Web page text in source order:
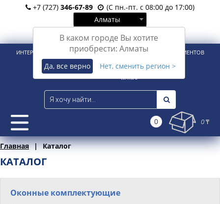
+7 (727) 346-67-89
(С пн.-пт. с 08:00 до 17:00)
Алматы
В каком городе Вы хотите
приобрести: Алматы
Да, все верно Нет, сменить регион >
Вход Регистрация
ИНТЕРНЕТ-МАГАЗИН ДЛЯ РОЗНИЧНЫХ И КОРПОРАТИВНЫХ КЛИЕНТОВ
0 0 ₸
Главная Каталог
КАТАЛОГ
Оконные комплектующие